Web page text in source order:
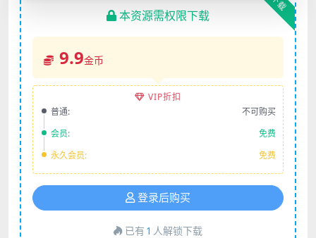
本资源需权限下载
9.9金币
VIP折扣
普通:
不可购买
会员:
免费
永久会员:
免费
登录后购买
已有 1 人解锁下载